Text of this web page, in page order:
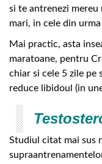
si te antrenezi
mari, in cele din
Mai practic, asta
maratoane, pentru
chiar si cele 5 zile pe
reduce libidoul (in
Studiul citat mai sus